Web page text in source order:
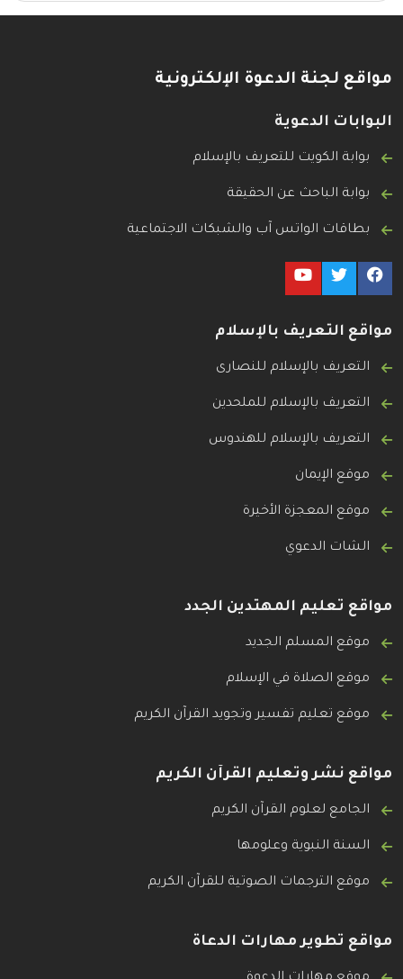
مواقع لجنة الدعوة الإلكترونية
البوابات الدعوية
بوابة الكويت للتعريف بالإسلام
بوابة الباحث عن الحقيقة
بطاقات الواتس آب والشبكات الاجتماعية
مواقع التعريف بالإسلام
التعريف بالإسلام للنصارى
التعريف بالإسلام للملحدين
التعريف بالإسلام للهندوس
موقع الإيمان
موقع المعجزة الأخيرة
الشات الدعوي
مواقع تعليم المهتدين الجدد
موقع المسلم الجديد
موقع الصلاة في الإسلام
موقع تعليم تفسير وتجويد القرآن الكريم
مواقع نشر وتعليم القرآن الكريم
الجامع لعلوم القرآن الكريم
السنة النبوية وعلومها
موقع الترجمات الصوتية للقرآن الكريم
مواقع تطوير مهارات الدعاة